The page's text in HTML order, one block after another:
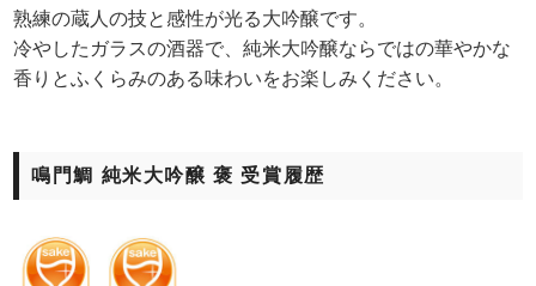
熟練の蔵人の技と感性が光る大吟醸です。
冷やしたガラスの酒器で、純米大吟醸ならではの華やかな
香りとふくらみのある味わいをお楽しみください。
鳴門鯛 純米大吟醸 褒 受賞履歴